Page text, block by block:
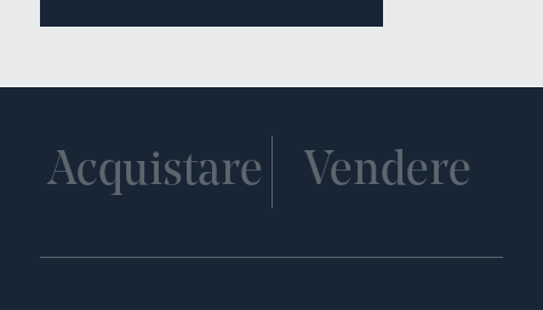
Acquistare Vendere